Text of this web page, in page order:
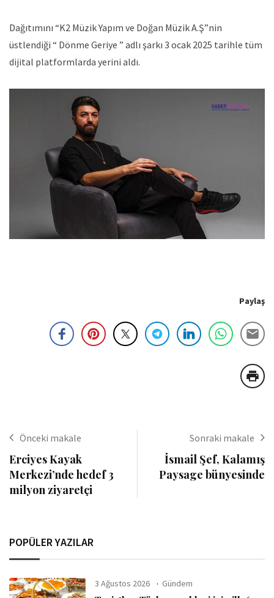
Dağıtımını “K2 Müzik Yapım ve Doğan Müzik A.Ş”nin
üstlendiği “ Dönme Geriye ” adlı şarkı 3 ocak 2025 tarihle tüm
dijital platformlarda yerini aldı.
Paylaş
Önceki makale
Erciyes Kayak
Merkezi’nde hedef 3
milyon ziyaretçi
Sonraki makale
İsmail Şef, Kalamış
Paysage bünyesinde
POPÜLER YAZILAR
3 Ağustos 2026 Gündem